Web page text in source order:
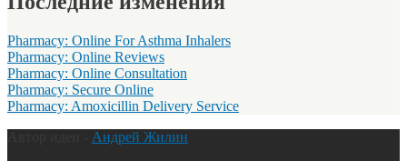
Pharmacy: Online For Asthma Inhalers
Pharmacy: Online Reviews
Pharmacy: Online Consultation
Pharmacy: Secure Online
Pharmacy: Amoxicillin Delivery Service
Андрей Жилин